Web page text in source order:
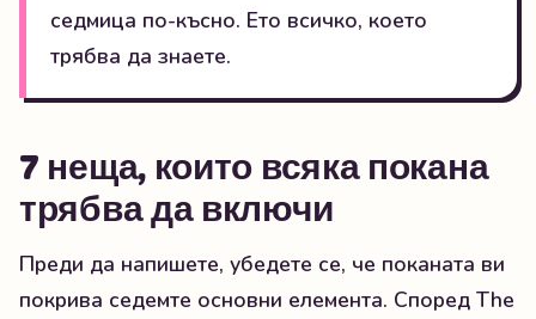
седмица по-късно. Ето всичко, което
трябва да знаете.
7 неща, които всяка покана
трябва да включи
Преди да напишете, убедете се, че поканата ви
покрива седемте основни елемента. Според The